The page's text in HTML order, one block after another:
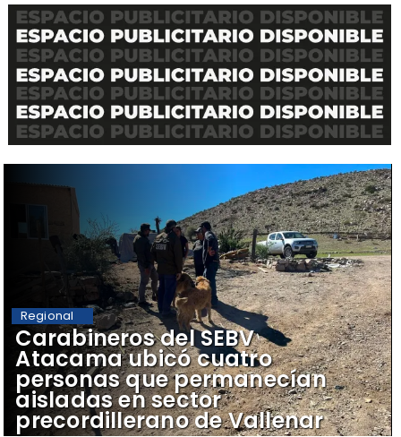
Carabineros del SEBV
Atacama ubicó cuatro
personas que permanecían
aisladas en sector
precordillerano de Vallenar
Regional